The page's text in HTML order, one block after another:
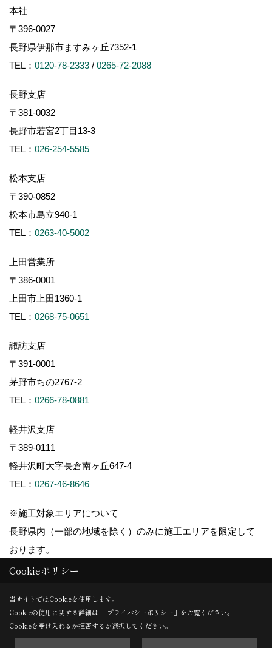
本社
〒396-0027
長野県伊那市ますみヶ丘7352-1
TEL： 0120-78-2333 / 0265-72-2088
長野支店
〒381-0032
長野市若宮2丁目13-3
TEL： 026-254-5585
松本支店
〒390-0852
松本市島立940-1
TEL： 0263-40-5002
上田営業所
〒386-0001
上田市上田1360-1
TEL： 0268-75-0651
諏訪支店
〒391-0001
茅野市ちの2767-2
TEL： 0266-78-0881
軽井沢支店
〒389-0111
軽井沢町大字長倉南ヶ丘647-4
TEL： 0267-46-8646
※施工対象エリアについて
長野県内（一部の地域を除く）のみに施工エリアを限定して
おります。
Copyright (c) ForestCorporation. All Rights Reserved.
Cookieポリシー
当サイトではCookieを使用します。
Cookieの使用に関する詳細は 「プライバシーポリシー 」をご覧ください。
Cookieを受け入れるか拒否するか選択してください。